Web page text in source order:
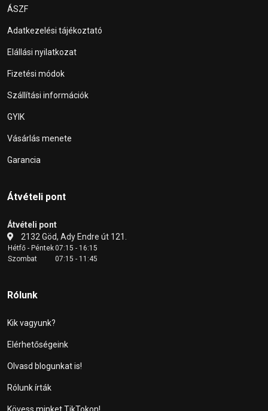
ÁSZF
Adatkezelési tájékoztató
Elállási nyilatkozat
Fizetési módok
Szállítási információk
GYIK
Vásárlás menete
Garancia
Átvételi pont
Átvételi pont
2132 Göd, Ady Endre út 121.
Hétfő - Péntek07:15 - 16:15
Szombat
07:15 - 11:45
Rólunk
Kik vagyunk?
Elérhetőségeink
Olvasd blogunkat is!
Rólunk írták